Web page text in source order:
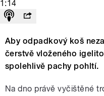
1:14
Aby odpadkový koš
čerstvě vloženého
spolehlivě pachy pohltí.
Na dno právě vyčištěné